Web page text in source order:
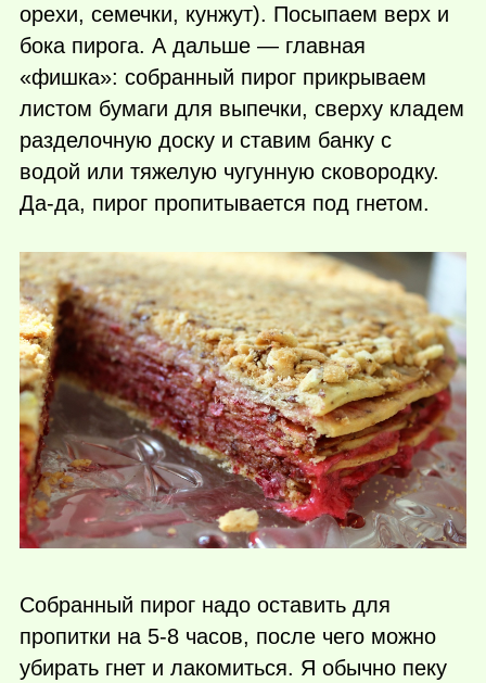
орехи, семечки, кунжут). Посыпаем верх и
бока пирога. А дальше — главная
«фишка»: собранный пирог прикрываем
листом бумаги для выпечки, сверху кладем
разделочную доску и ставим банку с
водой или тяжелую чугунную сковородку.
Да-да, пирог пропитывается под гнетом.
Собранный пирог надо оставить для
пропитки на 5-8 часов, после чего можно
убирать гнет и лакомиться. Я обычно пеку